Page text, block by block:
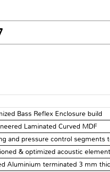
Bass Reflex Enclosure build
Laminated Curved MDF
and pressure control segments
& optimized acoustic
Aluminium terminated 3 mm